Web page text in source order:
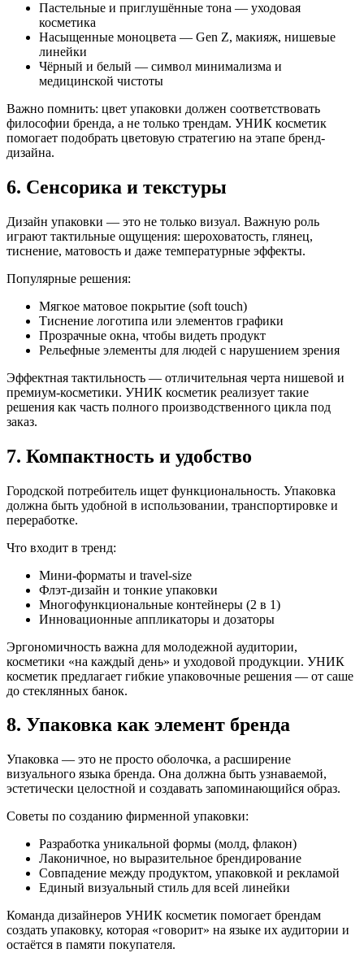
Пастельные и приглушённые тона — уходовая
косметика
Насыщенные моноцвета — Gen Z, макияж, нишевые
линейки
Чёрный и белый — символ минимализма и
медицинской чистоты
Важно помнить: цвет упаковки должен соответствовать
философии бренда, а не только трендам. УНИК косметик
помогает подобрать цветовую стратегию на этапе бренд-
дизайна.
6. Сенсорика и текстуры
Дизайн упаковки — это не только визуал. Важную роль
играют тактильные ощущения: шероховатость, глянец,
тиснение, матовость и даже температурные эффекты.
Популярные решения:
Мягкое матовое покрытие (soft touch)
Тиснение логотипа или элементов графики
Прозрачные окна, чтобы видеть продукт
Рельефные элементы для людей с нарушением зрения
Эффектная тактильность — отличительная черта нишевой и
премиум-косметики. УНИК косметик реализует такие
решения как часть полного производственного цикла под
заказ.
7. Компактность и удобство
Городской потребитель ищет функциональность. Упаковка
должна быть удобной в использовании, транспортировке и
переработке.
Что входит в тренд:
Мини-форматы и travel-size
Флэт-дизайн и тонкие упаковки
Многофункциональные контейнеры (2 в 1)
Инновационные аппликаторы и дозаторы
Эргономичность важна для молодежной аудитории,
косметики «на каждый день» и уходовой продукции. УНИК
косметик предлагает гибкие упаковочные решения — от саше
до стеклянных банок.
8. Упаковка как элемент бренда
Упаковка — это не просто оболочка, а расширение
визуального языка бренда. Она должна быть узнаваемой,
эстетически целостной и создавать запоминающийся образ.
Советы по созданию фирменной упаковки:
Разработка уникальной формы (молд, флакон)
Лаконичное, но выразительное брендирование
Совпадение между продуктом, упаковкой и рекламой
Единый визуальный стиль для всей линейки
Команда дизайнеров УНИК косметик помогает брендам
создать упаковку, которая «говорит» на языке их аудитории и
остаётся в памяти покупателя.